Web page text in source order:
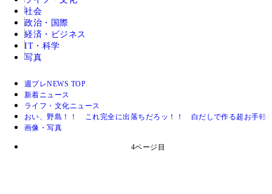
社会
政治・国際
経済・ビジネス
IT・科学
写真
週プレNEWS TOP
新着ニュース
ライフ・文化ニュース
おい、野島！！ これ完全に出落ちだろッ！！ 白だしで作る超お手軽
画像・写真
4ページ目